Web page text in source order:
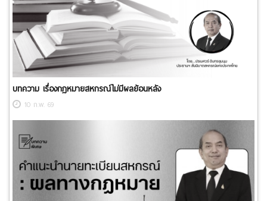
บทความ เรื่องกฎหมายสหกรณ์ไม่มีผลย้อนหลัง
10 ก.พ. 69